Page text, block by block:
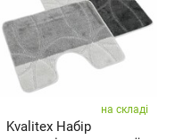
на складі
Kvalitex Набір